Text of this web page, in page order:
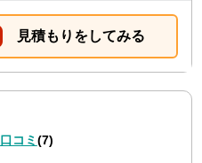
見積もりをしてみる
口コミ (7)